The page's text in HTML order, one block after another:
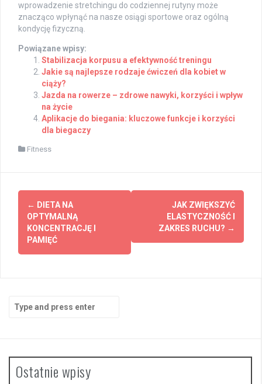
wprowadzenie stretchingu do codziennej rutyny może
znacząco wpłynąć na nasze osiągi sportowe oraz ogólną
kondycję fizyczną.
Powiązane wpisy:
Stabilizacja korpusu a efektywność treningu
Jakie są najlepsze rodzaje ćwiczeń dla kobiet w
ciąży?
Jazda na rowerze – zdrowe nawyki, korzyści i wpływ
na życie
Aplikacje do biegania: kluczowe funkcje i korzyści
dla biegaczy
Fitness
Post
navigation
← DIETA NA
OPTYMALNĄ
KONCENTRACJĘ I
PAMIĘĆ
JAK ZWIĘKSZYĆ
ELASTYCZNOŚĆ I
ZAKRES RUCHU? →
for:
Ostatnie wpisy